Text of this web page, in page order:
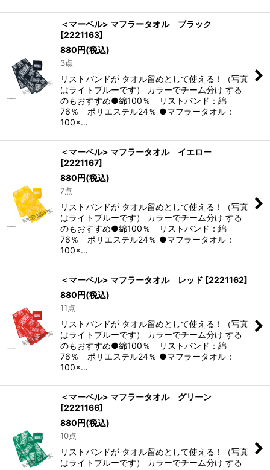
＜マーベル> マフラータオル ブラック
[2221163]
880円(税込)
3点
リストバンドが タオル留めとして使える！（写真
はライトブルーです） カラーでチーム分け する
のもおすすめ●綿100％ リストバンド：綿
76％ ポリエステル24％ ●マフラータオル：
100×…
＜マーベル> マフラータオル イエロー
[2221167]
880円(税込)
7点
リストバンドが タオル留めとして使える！（写真
はライトブルーです） カラーでチーム分け する
のもおすすめ●綿100％ リストバンド：綿
76％ ポリエステル24％ ●マフラータオル：
100×…
＜マーベル> マフラータオル レッド [2221162]
880円(税込)
11点
リストバンドが タオル留めとして使える！（写真
はライトブルーです） カラーでチーム分け する
のもおすすめ●綿100％ リストバンド：綿
76％ ポリエステル24％ ●マフラータオル：
100×…
＜マーベル> マフラータオル グリーン
[2221166]
880円(税込)
10点
リストバンドが タオル留めとして使える！（写真
はライトブルーです） カラーでチーム分け する